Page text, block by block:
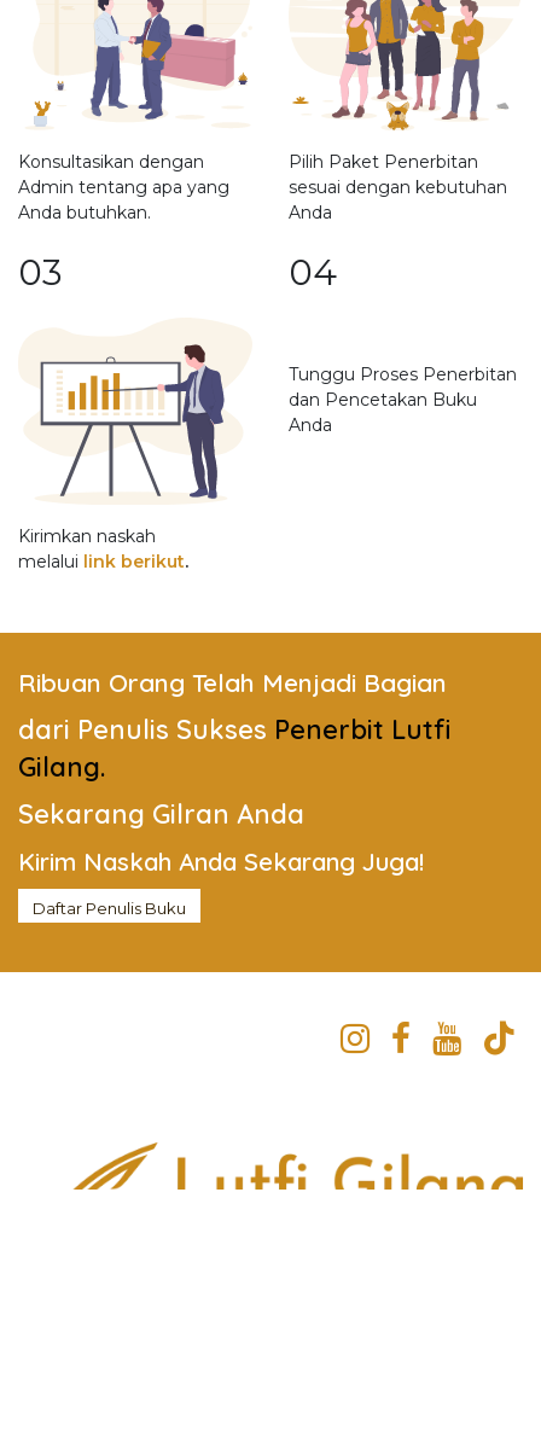
Konsultasikan dengan
Admin tentang apa yang
Anda butuhkan.
Pilih Paket Penerbitan
sesuai dengan kebutuhan
Anda
03
Kirimkan naskah
melalui link berikut.
04
Tunggu Proses Penerbitan
dan Pencetakan Buku
Anda
Ribuan Orang Telah Menjadi Bagian
dari Penulis Sukses Penerbit Lutfi
Gilang.
Sekarang Gilran Anda
Kirim Naskah Anda Sekarang Juga!
Daftar Penulis Buku